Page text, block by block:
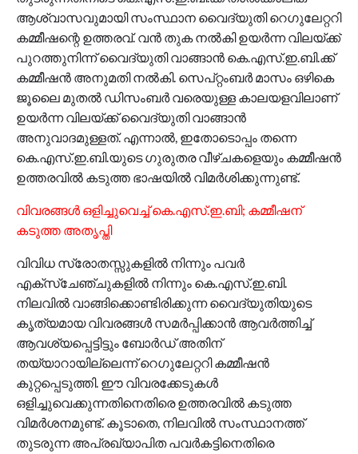
ആശ്വാസവുമായി സംസ്ഥാന വൈദ്യുതി റെഗുലേറ്ററി
കമ്മീഷന്റെ ഉത്തരവ്. വന്‍ തുക നല്‍കി ഉയര്‍ന്ന വിലയ്ക്ക്
പുറത്തുനിന്ന് വൈദ്യുതി വാങ്ങാന്‍ കെ.എസ്.ഇ.ബി.ക്ക്
കമ്മീഷന്‍ അനുമതി നല്‍കി. സെപ്റ്റംബര്‍ മാസം ഒഴികെ
ജൂലൈ മുതല്‍ ഡിസംബര്‍ വരെയുള്ള കാലയളവിലാണ്
ഉയര്‍ന്ന വിലയ്ക്ക് വൈദ്യുതി വാങ്ങാന്‍
അനുവാദമുള്ളത്. എന്നാല്‍, ഇതോടൊപ്പം തന്നെ
കെ.എസ്.ഇ.ബി.യുടെ ഗുരുതര വീഴ്ചകളെയും കമ്മീഷന്‍
ഉത്തരവില്‍ കടുത്ത ഭാഷയില്‍ വിമര്‍ശിക്കുന്നുണ്ട്.
വിവരങ്ങള്‍ ഒളിച്ചുവെച്ച് കെ.എസ്.ഇ.ബി; കമ്മീഷന്
കടുത്ത അതൃപ്തി
വിവിധ സ്രോതസ്സുകളില്‍ നിന്നും പവര്‍
എക്‌സ്‌ചേഞ്ചുകളില്‍ നിന്നും കെ.എസ്.ഇ.ബി.
നിലവില്‍ വാങ്ങിക്കൊണ്ടിരിക്കുന്ന വൈദ്യുതിയുടെ
കൃത്യമായ വിവരങ്ങള്‍ സമര്‍പ്പിക്കാന്‍ ആവര്‍ത്തിച്ച്
ആവശ്യപ്പെട്ടിട്ടും ബോര്‍ഡ് അതിന്
തയ്യാറായില്ലെന്ന് റെഗുലേറ്ററി കമ്മീഷന്‍
കുറ്റപ്പെടുത്തി. ഈ വിവരക്കേടുകള്‍
ഒളിച്ചുവെക്കുന്നതിനെതിരെ ഉത്തരവില്‍ കടുത്ത
വിമര്‍ശനമുണ്ട്. കൂടാതെ, നിലവില്‍ സംസ്ഥാനത്ത്
തുടരുന്ന അപ്രഖ്യാപിത പവര്‍കട്ടിനെതിരെ